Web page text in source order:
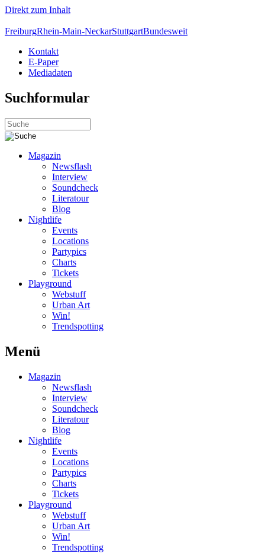
Direkt zum Inhalt
FreiburgRhein-Main-NeckarStuttgartBundesweit
Kontakt
E-Paper
Mediadaten
Suchformular
Magazin
Newsflash
Interview
Soundcheck
Literatour
Blog
Nightlife
Events
Locations
Partypics
Charts
Tickets
Playground
Webstuff
Urban Art
Win!
Trendspotting
Menü
Magazin
Newsflash
Interview
Soundcheck
Literatour
Blog
Nightlife
Events
Locations
Partypics
Charts
Tickets
Playground
Webstuff
Urban Art
Win!
Trendspotting